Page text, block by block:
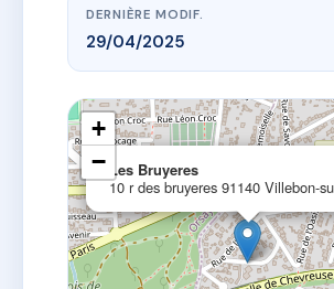
DERNIÈRE MODIF.
29/04/2025
Les Bruyeres
10 r des bruyeres 91140 Villebon-
+
−